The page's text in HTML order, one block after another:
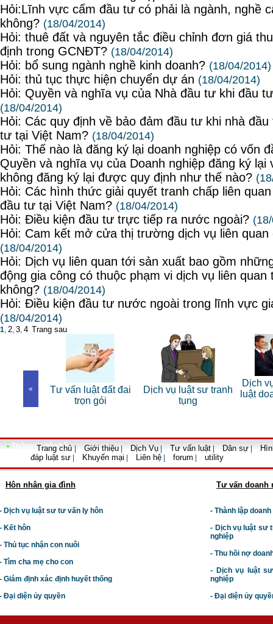
Hỏi:Lĩnh vực cấm đầu tư có phải là ngành, nghề
không? (18/04/2014)
Hỏi: thuê đất và nguyên tắc điều chỉnh đơn giá
định trong GCNĐT? (18/04/2014)
Hỏi: bổ sung ngành nghề kinh doanh? (18/04/2014)
Hỏi: thủ tục thực hiện chuyển dự án (18/04/2014)
Hỏi: Quyền và nghĩa vụ của Nhà đầu tư khi đầu
(18/04/2014)
Hỏi: Các quy định về bảo đảm đầu tư khi nhà
tư tại Việt Nam? (18/04/2014)
Hỏi: Thế nào là đăng ký lại doanh nghiệp có vốn
Quyền và nghĩa vụ của Doanh nghiệp đăng ký lại
không đăng ký lại được quy định như thế nào?
Hỏi: Các hình thức giải quyết tranh chấp liên
đầu tư tại Việt Nam? (18/04/2014)
Hỏi: Điều kiện đầu tư trực tiếp ra nước ngoài?
Hỏi: Cam kết mở cửa thị trường dịch vụ liên quan
(18/04/2014)
Hỏi: Dịch vụ liên quan tới sản xuất bao gồm
động gia công có thuộc phạm vi dịch vụ liên quan
không? (18/04/2014)
Hỏi: Điều kiện đầu tư nước ngoài trong lĩnh vực
(18/04/2014)
1 2 3 4 Trang sau
«
Tư vấn luật đất đai
trọn gói
Dịch vụ luật sư tranh
tụng
Dịch
luật
• Thông tin liên hệ
Trang chủ | Giới thiệu | Dịch Vụ | Tư vấn luật | Dân sự |
đáp luật sư | Khuyến mại | Liên hệ | forum | utility
Hôn nhân gia đình
Dịch vụ luật sư tư vấn ly hôn
Kết hôn
Thủ tục nhận con nuôi
Tìm cha mẹ cho con
Giám định xác định huyết thống
Đại diện ủy quyền
Tư vấn doanh
- Thành lập
- Dịch vụ luật sư t
nghiệp
- Thu hồi nợ
- Dịch vụ luật
nghiệp
- Đại diện ủy